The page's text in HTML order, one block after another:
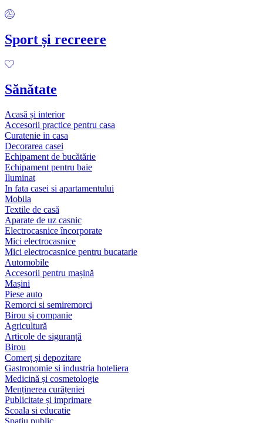
Sport și recreere
Sănătate
Acasă și interior
Accesorii practice pentru casa
Curatenie in casa
Decorarea casei
Echipament de bucătărie
Echipament pentru baie
Iluminat
In fata casei si apartamentului
Mobila
Textile de casă
Aparate de uz casnic
Electrocasnice încorporate
Mici electrocasnice
Mici electrocasnice pentru bucatarie
Automobile
Accesorii pentru mașină
Mașini
Piese auto
Remorci si semiremorci
Birou și companie
Agricultură
Articole de siguranță
Birou
Comerț și depozitare
Gastronomie si industria hoteliera
Medicină și cosmetologie
Menținerea curățeniei
Publicitate și imprimare
Scoala si educatie
Spațiu public